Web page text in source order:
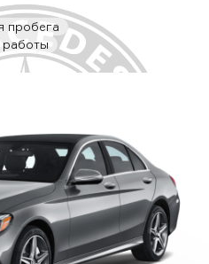
пробега